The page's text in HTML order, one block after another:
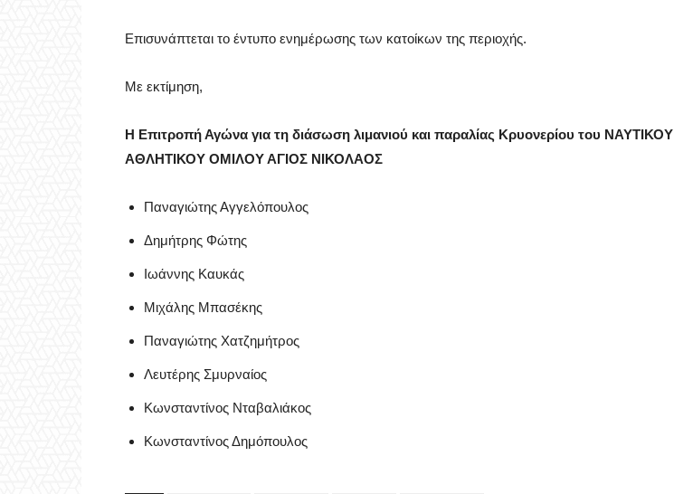
Επισυνάπτεται το έντυπο ενημέρωσης των κατοίκων της περιοχής.
Με εκτίμηση,
Η Επιτροπή Αγώνα για τη διάσωση λιμανιού και παραλίας Κρυονερίου του ΝΑΥΤΙΚΟΥ
ΑΘΛΗΤΙΚΟΥ ΟΜΙΛΟΥ ΑΓΙΟΣ ΝΙΚΟΛΑΟΣ
Παναγιώτης Αγγελόπουλος
Δημήτρης Φώτης
Ιωάννης Καυκάς
Μιχάλης Μπασέκης
Παναγιώτης Χατζημήτρος
Λευτέρης Σμυρναίος
Κωνσταντίνος Νταβαλιάκος
Κωνσταντίνος Δημόπουλος